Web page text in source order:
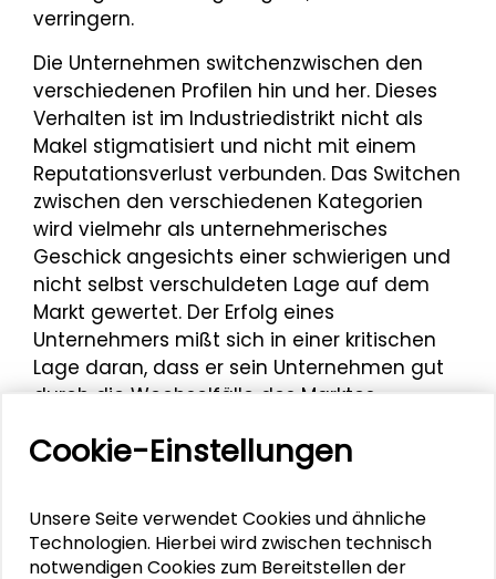
verringern.
Die Unternehmen switchenzwischen den
verschiedenen Profilen hin und her. Dieses
Verhalten ist im Industriedistrikt nicht als
Makel stigmatisiert und nicht mit einem
Reputationsverlust verbunden. Das Switchen
zwischen den verschiedenen Kategorien
wird vielmehr als unternehmerisches
Geschick angesichts einer schwierigen und
nicht selbst verschuldeten Lage auf dem
Markt gewertet. Der Erfolg eines
Unternehmers mißt sich in einer kritischen
Lage daran, dass er sein Unternehmen gut
durch die Wechselfälle des Marktes
überlassen. Jedenfalls ist ein Wechsel
innerhalb der Unternehmenskategorien in
jede Richtung möglich, nicht zuletzt auch
aufgrund der geringen formalen Barrieren.
Sie erleichtern nicht nur den Markteintritt
Cookie-Einstellungen
Unsere Seite verwendet Cookies und ähnliche
Technologien. Hierbei wird zwischen technisch
notwendigen Cookies zum Bereitstellen der